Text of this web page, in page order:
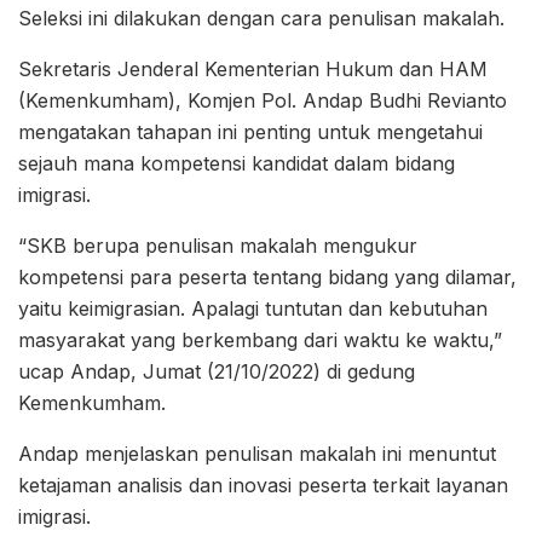
Seleksi ini dilakukan dengan cara penulisan makalah.
Sekretaris Jenderal Kementerian Hukum dan HAM
(Kemenkumham), Komjen Pol. Andap Budhi Revianto
mengatakan tahapan ini penting untuk mengetahui
sejauh mana kompetensi kandidat dalam bidang
imigrasi.
“SKB berupa penulisan makalah mengukur
kompetensi para peserta tentang bidang yang dilamar,
yaitu keimigrasian. Apalagi tuntutan dan kebutuhan
masyarakat yang berkembang dari waktu ke waktu,”
ucap Andap, Jumat (21/10/2022) di gedung
Kemenkumham.
Andap menjelaskan penulisan makalah ini menuntut
ketajaman analisis dan inovasi peserta terkait layanan
imigrasi.